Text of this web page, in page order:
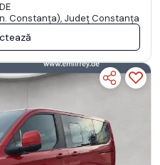
Constanţa), Județ Constanţa